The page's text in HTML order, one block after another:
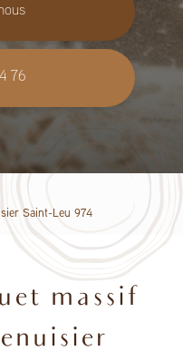
76
Saint-Leu 974
massif